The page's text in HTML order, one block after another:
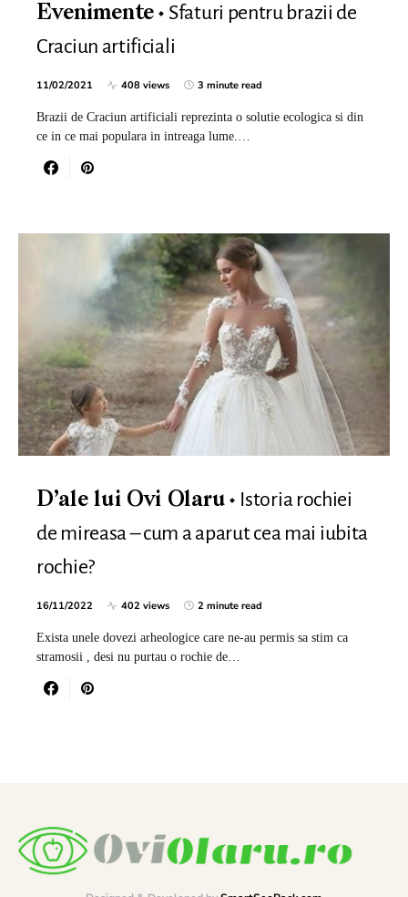
Evenimente
Sfaturi pentru brazii de
Craciun artificiali
11/02/2021 408 views 3 minute read
Brazii de Craciun artificiali reprezinta o solutie ecologica si din
ce in ce mai populara in intreaga lume.…
D’ale lui Ovi Olaru
Istoria rochiei
de mireasa – cum a aparut cea mai iubita
rochie?
16/11/2022 402 views 2 minute read
Exista unele dovezi arheologice care ne-au permis sa stim ca
stramosii , desi nu purtau o rochie de…